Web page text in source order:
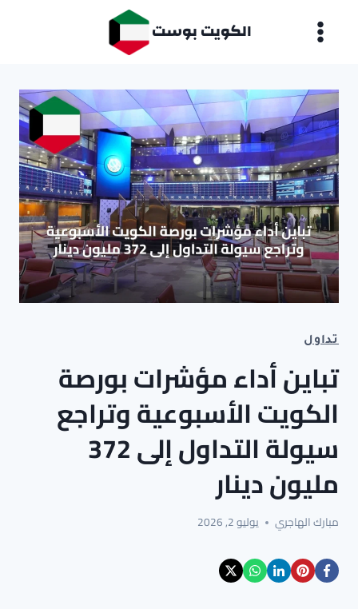
الكويت بوست
تداول
تباين أداء مؤشرات بورصة
الكويت الأسبوعية وتراجع
سيولة التداول إلى 372
مليون دينار
مبارك الهاجري يوليو 2, 2026